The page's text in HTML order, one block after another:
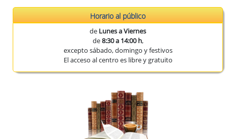
La Reex en BD BibliográficasHorario al público
de Lunes a Viernes
de8:30 a 14:00 h,
excepto sábado, domingo y festivos
El acceso al centro es libre y gratuito